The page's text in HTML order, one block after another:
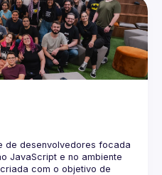
de desenvolvedores focada
JavaScript e no ambiente
com o objetivo de